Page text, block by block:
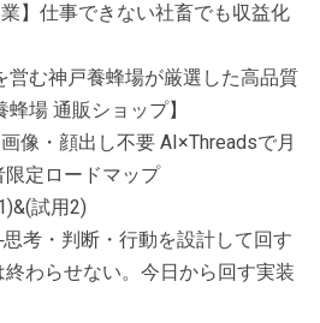
業】仕事できない社畜でも収益化
営む神戸養蜂場が厳選した高品質
場 通販ショップ】
像・顔出し不要 AI×Threadsで月
定ロードマップ
試用2)
考・判断・行動を設計して回す
わらせない。今日から回す実装